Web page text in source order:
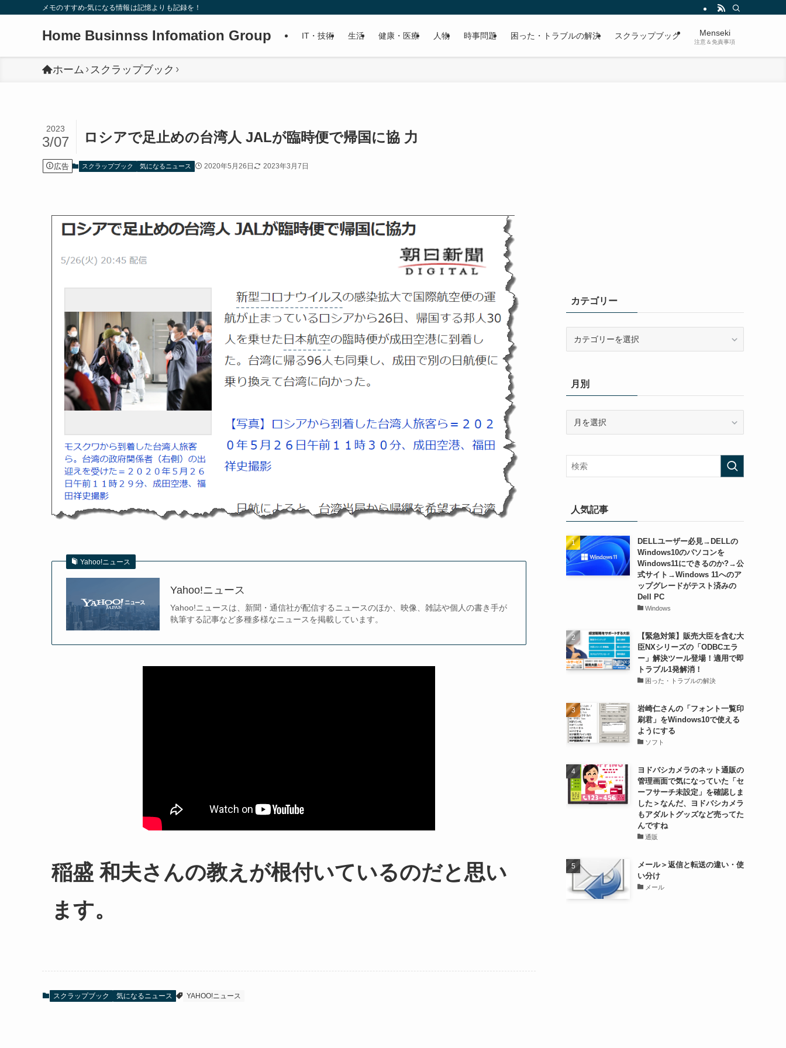
メモのすすめ-気になる情報は記憶よりも記録を！
Home Businnss Infomation Group IT・技術 生活 健康・医療 人物 時事問題 困った・トラブルの解決 スクラップブック Menseki
注意＆免責事項
ホーム スクラップブック
ロシアで足止めの台湾人 JALが臨時便で帰国に協 力
2023
3/07
広告 スクラップブック 気になるニュース 2020年5月26日 2023年3月7日
Yahoo!ニュース
Yahoo!ニュース
Yahoo!ニュースは、新聞・通信社が配信するニュースのほか、映像、雑誌や個人の書き手が
執筆する記事など多種多様なニュースを掲載しています。
稲盛 和夫さんの教えが根付いているのだと思い
ます。
スクラップブック 気になるニュース YAHOO!ニュース
カテゴリー
ー月別
人気記事
DELLユーザー必見→DELLの
Windows10のパソコンを
Windows11にできるのか?→公
式サイト→Windows 11へのア
ップグレードがテスト済みの
Dell PC
Windows
【緊急対策】販売大臣を含む大
臣NXシリーズの「ODBCエラ
ー」解決ツール登場！適用で即
トラブル1発解消！
困った・トラブルの解決
岩崎仁さんの「フォント一覧印
刷君」をWindows10で使える
ようにする
ソフト
ヨドバシカメラのネット通販の
管理画面で気になっていた「セ
ーフサーチ未設定」を確認しま
した＞なんだ、ヨドバシカメラ
もアダルトグッズなど売ってた
んですね
通販
メール＞返信と転送の違い・使
い分け
メール